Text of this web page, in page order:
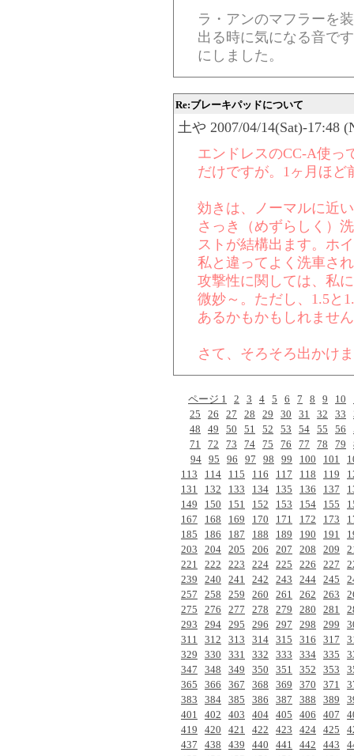
ラ・アンのマフラーを
出る時に気になる音で
にしました。
Re:ブレーキパッドについて
土や 2007/04/14(Sat)-17:48
エンドレスのCC-A使っ
だけですが。1ヶ月ほど
効きは、ノーマルに近
さっき（めずらしく）
ストが結構出ます。ホ
私と違ってよく洗車さ
攻撃性に関しては、私
微妙～。ただし、1.5と
あるかもかもしれませ
さて、そろそろ出かけ
ページ 1 2 3 4 5 6 7 8 9 10
25
26 27 28 29 30 31 32 33
48
49 50 51 52 53 54 55 56
71
72 73 74 75 76 77 78 79
94 95 96 97 98 99 100 101
113
114 115 116 117 118 119
131
132 133 134 135 136 137
149
150 151 152 153 154 155
167
168 169 170 171 172 173
185
186 187 188 189 190 191
203
204 205 206 207 208 209
221
222 223 224 225 226 227
239
240 241 242 243 244 245
257
258 259 260 261 262 263
275
276 277 278 279 280 281
293
294 295 296 297 298 299
311
312 313 314 315 316 317
329
330 331 332 333 334 335
347
348 349 350 351 352 353
365
366 367 368 369 370 371
383
384 385 386 387 388 389
401
402 403 404 405 406 407
419
420 421 422 423 424 425
437
438 439 440 441 442 443